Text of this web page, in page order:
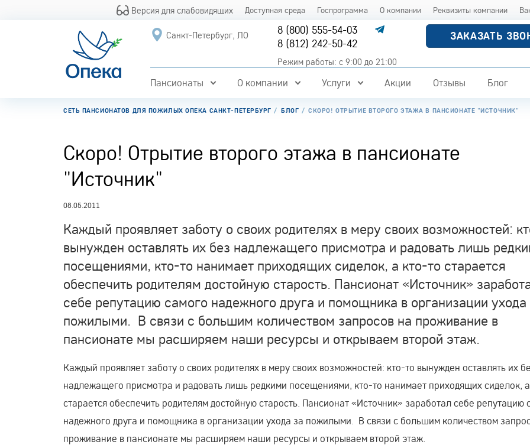
Версия для слабовидящих Доступная среда Госпрограмма О компании Реквизиты компании
Санкт-Петербург, ЛО
8 (800) 555-54-03
8 (812) 242-50-42
Режим работы: с 9:00 до 21:00
ЗАКАЗАТЬ
Пансионаты О компании Услуги Акции Отзывы Блог
СЕТЬ ПАНСИОНАТОВ ДЛЯ ПОЖИЛЫХ ОПЕКА САНКТ-ПЕТЕРБУРГ БЛОГ СКОРО! ОТРЫТИЕ ВТОРОГО ЭТАЖА В ПАНСИОНАТЕ "ИСТОЧНИК"
Скоро! Отрытие второго этажа в пансионате
"Источник"
08.05.2011
Каждый проявляет заботу о своих родителях в меру своих возможностей:
вынужден оставлять их без надлежащего присмотра и радовать лишь
посещениями, кто-то нанимает приходящих сиделок, а кто-то старается
обеспечить родителям достойную старость. Пансионат «Источник»
себе репутацию самого надежного друга и помощника в организации ухода
пожилыми. В связи с большим количеством запросов на проживание в
пансионате мы расширяем наши ресурсы и открываем второй этаж.
Каждый проявляет заботу о своих родителях в меру своих возможностей: кто-то вынужден оставлять их
надлежащего присмотра и радовать лишь редкими посещениями, кто-то нанимает приходящих сиделок,
старается обеспечить родителям достойную старость. Пансионат «Источник» заработал себе репутацию
надежного друга и помощника в организации ухода за пожилыми. В связи с большим количеством
проживание в пансионате мы расширяем наши ресурсы и открываем второй этаж.